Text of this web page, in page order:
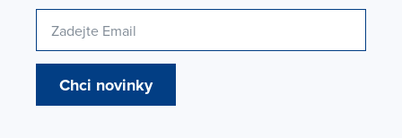
Chci novinky